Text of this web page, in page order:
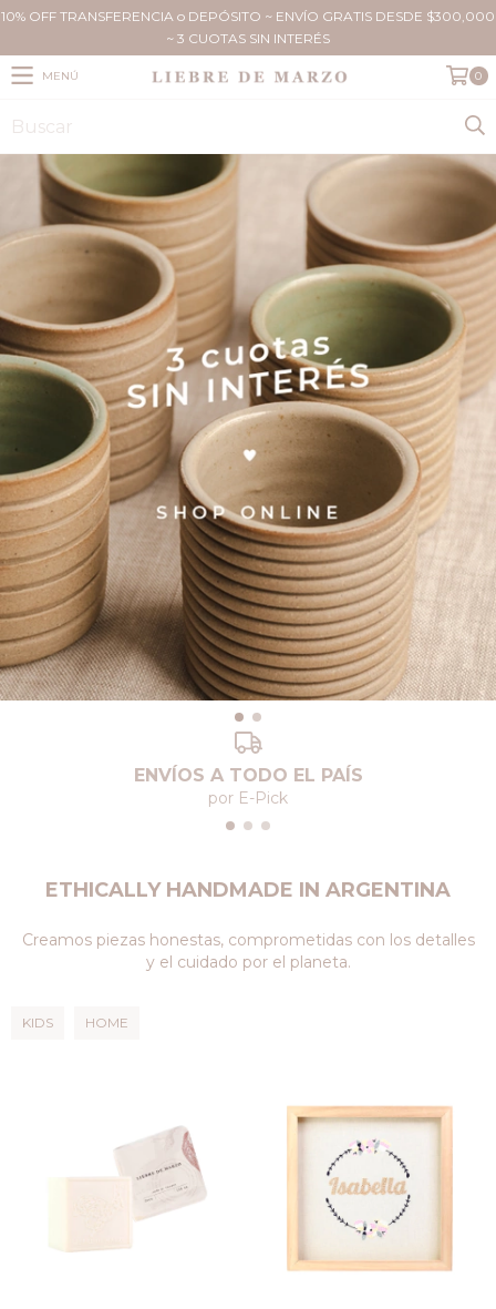
10% OFF TRANSFERENCIA o DEPÓSITO ~ ENVÍO GRATIS DESDE $300,000
~ 3 CUOTAS SIN INTERÉS
MENÚ 0
ENVÍOS A TODO EL PAÍS
por E-Pick
ETHICALLY HANDMADE IN ARGENTINA
Creamos piezas honestas, comprometidas con los detalles
y el cuidado por el planeta.
KIDS HOME